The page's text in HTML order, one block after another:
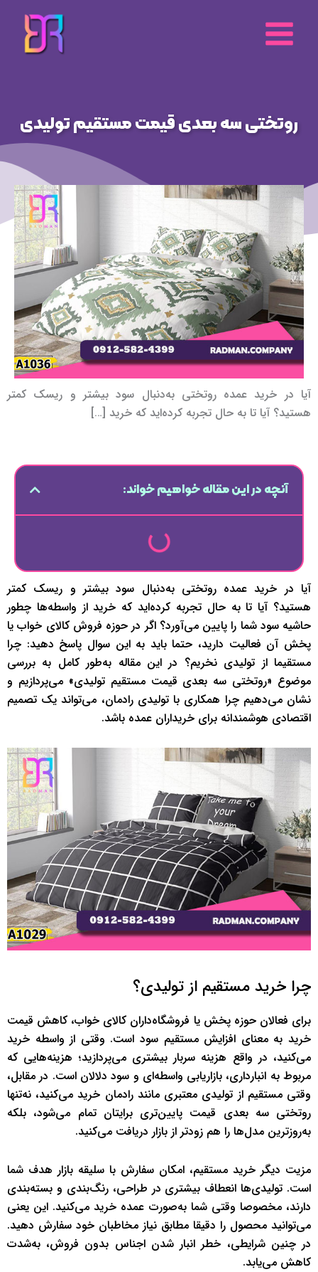
محتوا
روتختی سه بعدی قیمت مستقیم تولیدی
آیا در خرید عمده روتختی به‌دنبال سود بیشتر و ریسک کمتر
هستید؟ آیا تا به حال تجربه کرده‌اید که خرید […]
آنچه در این مقاله خواهیم خواند:
آیا در خرید عمده روتختی به‌دنبال سود بیشتر و ریسک کمتر
هستید؟ آیا تا به حال تجربه کرده‌اید که خرید از واسطه‌ها چطور
حاشیه سود شما را پایین می‌آورد؟ اگر در حوزه فروش کالای خواب یا
پخش آن فعالیت دارید، حتما باید به این سوال پاسخ دهید: چرا
مستقیما از تولیدی نخریم؟ در این مقاله به‌طور کامل به بررسی
موضوع «روتختی سه بعدی قیمت مستقیم تولیدی» می‌پردازیم و
نشان می‌دهیم چرا همکاری با تولیدی رادمان، می‌تواند یک تصمیم
اقتصادی هوشمندانه برای خریداران عمده باشد.
چرا خرید مستقیم از تولیدی؟
برای فعالان حوزه پخش یا فروشگاه‌داران کالای خواب، کاهش قیمت
خرید به معنای افزایش مستقیم سود است. وقتی از واسطه خرید
می‌کنید، در واقع هزینه سربار بیشتری می‌پردازید؛ هزینه‌هایی که
مربوط به انبارداری، بازاریابی واسطه‌ای و سود دلالان است. در مقابل،
وقتی مستقیم از تولیدی معتبری مانند رادمان خرید می‌کنید، نه‌تنها
روتختی سه بعدی قیمت پایین‌تری برایتان تمام می‌شود، بلکه
به‌روزترین مدل‌ها را هم زودتر از بازار دریافت می‌کنید.
مزیت دیگر خرید مستقیم، امکان سفارش با سلیقه بازار هدف شما
است. تولیدی‌ها انعطاف بیشتری در طراحی، رنگ‌بندی و بسته‌بندی
دارند، مخصوصا وقتی شما به‌صورت عمده خرید می‌کنید. این یعنی
می‌توانید محصول را دقیقا مطابق نیاز مخاطبان خود سفارش دهید.
در چنین شرایطی، خطر انبار شدن اجناس بدون فروش، به‌شدت
کاهش می‌یابد.